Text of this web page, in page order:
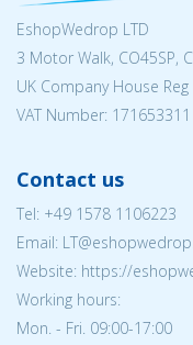
EshopWedrop LTD
3 Motor Walk, CO45SP,
UK Company House Reg
VAT Number: 171653311
Contact us
Tel: +49 1578 1106223
Email:
Website: https://
Working hours:
Mon. - Fri. 09:00-17:00